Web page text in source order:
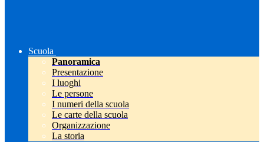
Scuola
Panoramica
Presentazione
I luoghi
Le persone
I numeri della scuola
Le carte della scuola
Organizzazione
La storia